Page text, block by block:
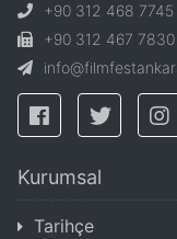
+90 312 468
+90 312 467 7830
Kurumsal
Tarihçe